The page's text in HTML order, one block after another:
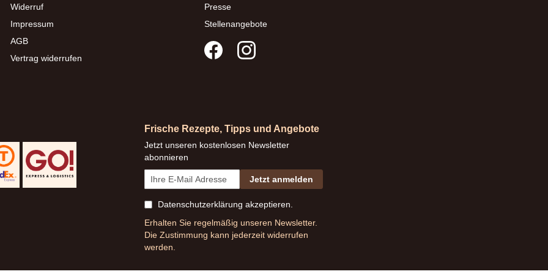
Widerruf
Impressum
AGB
Vertrag widerrufen
Presse
Stellenangebote
Frische Rezepte, Tipps und Angebote
Jetzt unseren kostenlosen Newsletter
abonnieren
Jetzt anmelden
Datenschutzerklärung akzeptieren.
Erhalten Sie regelmäßig unseren Newsletter.
Die Zustimmung kann jederzeit widerrufen
werden.